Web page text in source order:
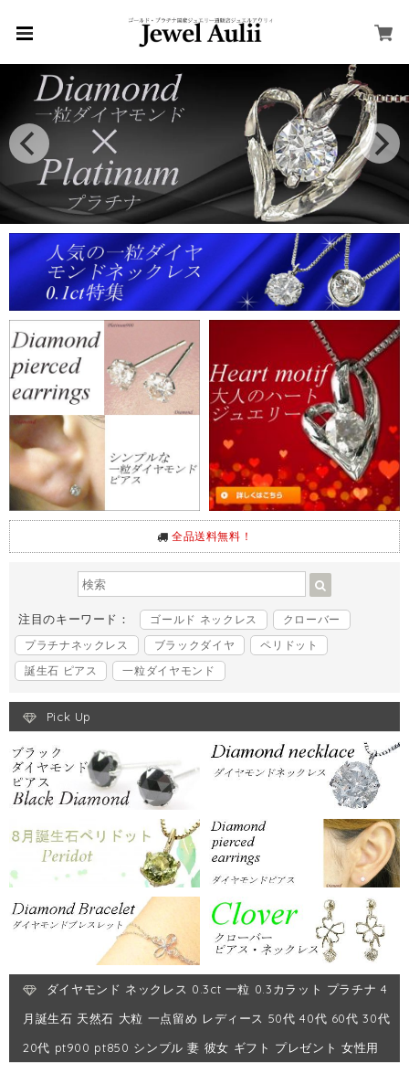
全品送料無料！
注目のキーワード： ゴールド ネックレス
クローバー
プラチナネックレス
ブラックダイヤ
ペリドット
誕生石 ピアス
一粒ダイヤモンド
Pick Up
ダイヤモンド ネックレス 0.3ct 一粒 0.3カラット プラチナ 4
月誕生石 天然石 大粒 一点留め レディース 50代 40代 60代 30代
20代 pt900 pt850 シンプル 妻 彼女 ギフト プレゼント 女性用